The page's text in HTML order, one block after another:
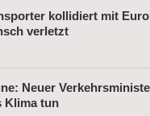
kollidiert mit
verletzt
Neuer
Klima tun